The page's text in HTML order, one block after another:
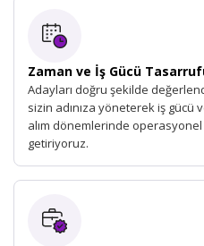
Zaman ve İş Gücü
Adayları doğru şekilde
sizin adınıza yöneterek iş gücü
alım dönemlerinde
getiriyoruz.